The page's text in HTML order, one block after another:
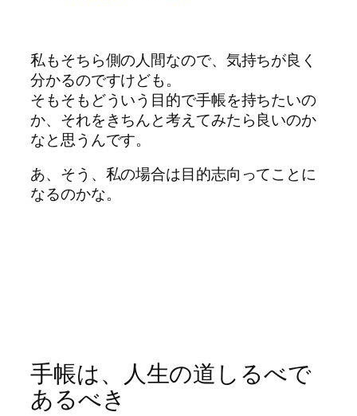
私もそちら側の人間なので、気持ちが良く
分かるのですけども。
そもそもどういう目的で手帳を持ちたいの
か、それをきちんと考えてみたら良いのか
なと思うんです。
あ、そう、私の場合は目的志向ってことに
なるのかな。
手帳は、人生の道しるべで
あるべき